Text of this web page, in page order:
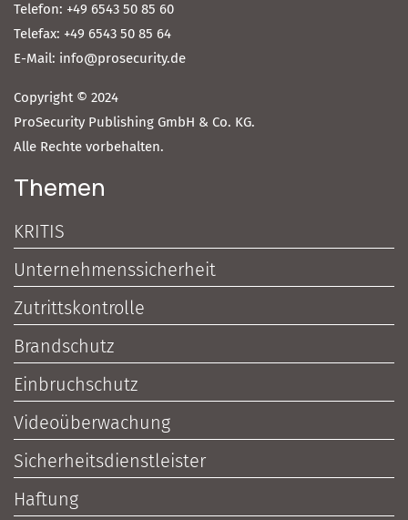
Telefon: +49 6543 50 85 60
Telefax: +49 6543 50 85 64
E-Mail: info@prosecurity.de
Copyright © 2024
ProSecurity Publishing GmbH & Co. KG.
Alle Rechte vorbehalten.
Themen
KRITIS
Unternehmenssicherheit
Zutrittskontrolle
Brandschutz
Einbruchschutz
Videoüberwachung
Sicherheitsdienstleister
Haftung